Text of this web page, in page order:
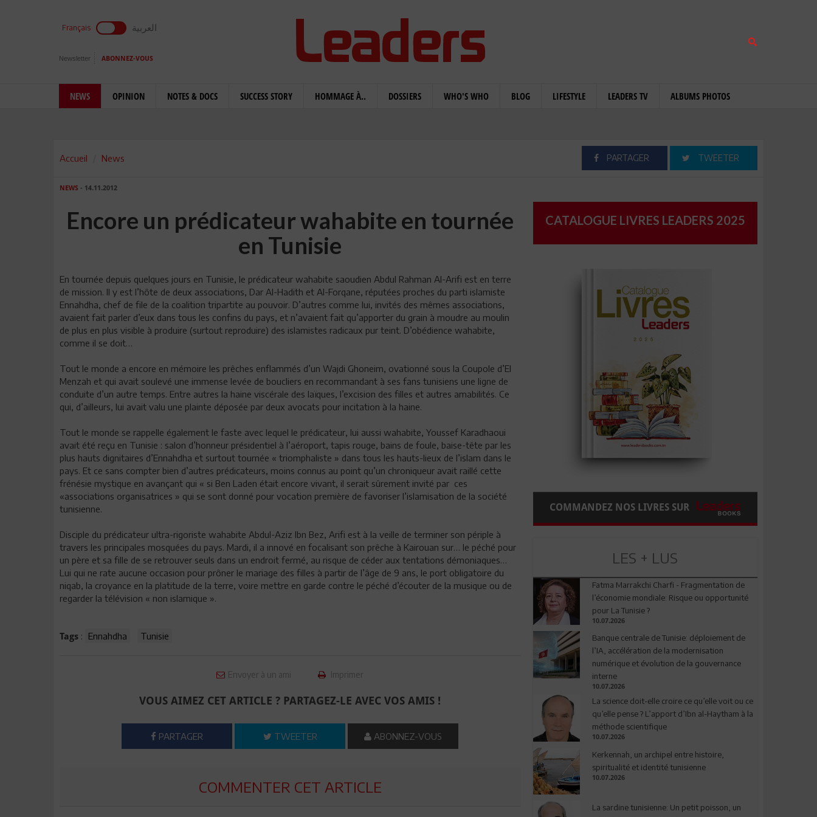
Français العربية
Newsletter ABONNEZ-VOUS
NEWS OPINION NOTES & DOCS SUCCESS STORY HOMMAGE À.. DOSSIERS WHO'S WHO BLOG LIFESTYLE LEADERS TV ALBUMS PHOTOS
Accueil News PARTAGER TWEETER
NEWS - 14.11.2012
Encore un prédicateur wahabite en tournée
en Tunisie
En tournée depuis quelques jours en Tunisie, le prédicateur wahabite saoudien Abdul Rahman Al-Arifi est en terre
de mission. Il y est l’hôte de deux associations, Dar Al-Hadith et Al-Forqane, réputées proches du parti islamiste
Ennahdha, chef de file de la coalition tripartite au pouvoir. D’autres comme lui, invités des mêmes associations,
avaient fait parler d’eux dans tous les confins du pays, et n’avaient fait qu’apporter du grain à moudre au moulin
de plus en plus visible à produire (surtout reproduire) des islamistes radicaux pur teint. D’obédience wahabite,
comme il se doit…
Tout le monde a encore en mémoire les prêches enflammés d’un Wajdi Ghoneim, ovationné sous la Coupole d’El
Menzah et qui avait soulevé une immense levée de boucliers en recommandant à ses fans tunisiens une ligne de
conduite d’un autre temps. Entre autres la haine viscérale des laïques, l’excision des filles et autres amabilités. Ce
qui, d’ailleurs, lui avait valu une plainte déposée par deux avocats pour incitation à la haine.
Tout le monde se rappelle également le faste avec lequel le prédicateur, lui aussi wahabite, Youssef Karadhaoui
avait été reçu en Tunisie : salon d’honneur présidentiel à l’aéroport, tapis rouge, bains de foule, baise-tête par les
plus hauts dignitaires d’Ennahdha et surtout tournée « triomphaliste » dans tous les hauts-lieux de l’islam dans le
pays. Et ce sans compter bien d’autres prédicateurs, moins connus au point qu’un chroniqueur avait raillé cette
frénésie mystique en avançant qui « si Ben Laden était encore vivant, il serait sûrement invité par ces
«associations organisatrices » qui se sont donné pour vocation première de favoriser l’islamisation de la société
tunisienne.
Disciple du prédicateur ultra-rigoriste wahabite Abdul-Aziz Ibn Bez, Arifi est à la veille de terminer son périple à
travers les principales mosquées du pays. Mardi, il a innové en focalisant son prêche à Kairouan sur… le péché pour
un père et sa fille de se retrouver seuls dans un endroit fermé, au risque de céder aux tentations démoniaques…
Lui qui ne rate aucune occasion pour prôner le mariage des filles à partir de l’âge de 9 ans, le port obligatoire du
niqab, la croyance en la platitude de la terre, voire mettre en garde contre le péché d’écouter de la musique ou de
regarder la télévision « non islamique ».
Tags : Ennahdha Tunisie
Envoyer à un ami Imprimer
VOUS AIMEZ CET ARTICLE ? PARTAGEZ-LE AVEC VOS AMIS !
PARTAGER TWEETER ABONNEZ-VOUS
COMMENTER CET ARTICLE
CATALOGUE LIVRES LEADERS 2025
COMMANDEZ NOS LIVRES SUR
LES + LUS
Fatma Marrakchi Charfi - Fragmentation de
l’économie mondiale: Risque ou opportunité
pour La Tunisie ?
10.07.2026
Banque centrale de Tunisie: déploiement de
l’IA, accélération de la modernisation
numérique et évolution de la gouvernance
interne
10.07.2026
La science doit-elle croire ce qu’elle voit ou ce
qu’elle pense ? L’apport d’Ibn al-Haytham à la
méthode scientifique
10.07.2026
Kerkennah, un archipel entre histoire,
spiritualité et identité tunisienne
10.07.2026
La sardine tunisienne: Un petit poisson, un